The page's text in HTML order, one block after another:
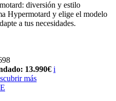
diversión y estilo
Hypermotard y elige el modelo
a tus necesidades.
13.990€ i
más